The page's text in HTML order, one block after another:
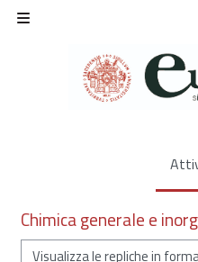
Vai al contenuto principale
Chimica generale e
Modalità visualizzazione